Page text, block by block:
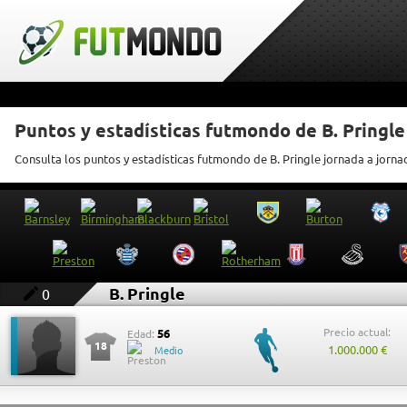
Puntos y estadísticas futmondo de B. Pringle
Consulta los puntos y estadísticas futmondo de B. Pringle jornada a
0 B. Pringle
18
Edad: 56
Medio
Precio actual:
1.000.000 €